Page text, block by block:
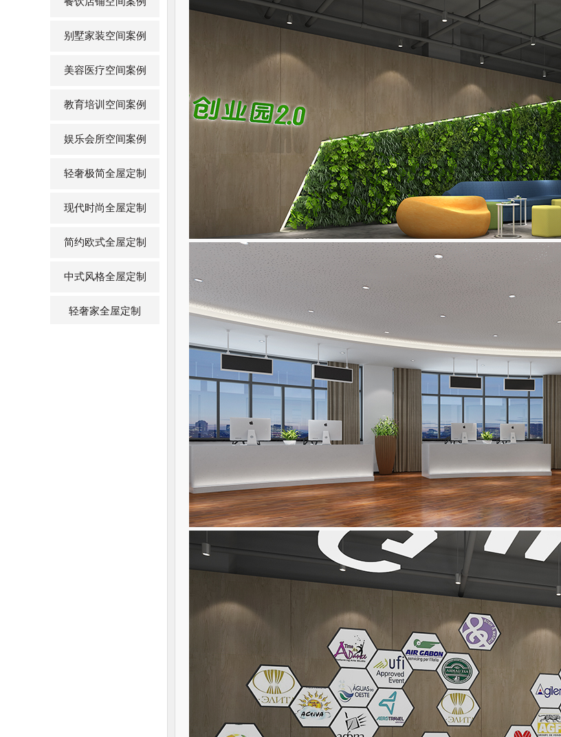
别墅家装空间案例
美容医疗空间案例
教育培训空间案例
娱乐会所空间案例
轻奢极简全屋定制
现代时尚全屋定制
简约欧式全屋定制
中式风格全屋定制
轻奢家全屋定制